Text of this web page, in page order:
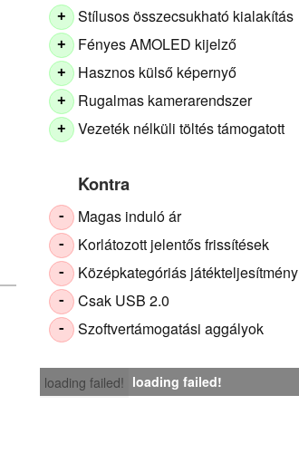
+ Stílusos összecsukható kialakítás
+ Fényes AMOLED kijelző
+ Hasznos külső képernyő
+ Rugalmas kamerarendszer
+ Vezeték nélküli töltés támogatott
Kontra
- Magas induló ár
- Korlátozott jelentős frissítések
- Középkategóriás játékteljesítmény
- Csak USB 2.0
- Szoftvertámogatási aggályok
loading failed! loading failed!